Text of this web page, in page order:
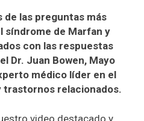
de las preguntas más
de Marfan y
con las respuestas
Dr. Juan Bowen, Mayo
médico líder en el
trastornos relacionados.